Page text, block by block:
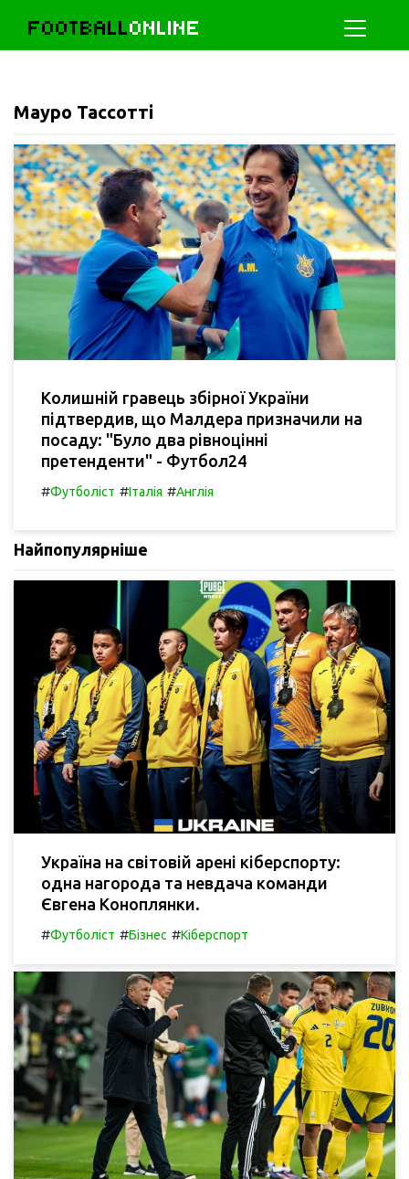
FOOTBALLONLINE
Мауро Тассотті
Колишній гравець збірної України
підтвердив, що Малдера призначили на
посаду: "Було два рівноцінні
претенденти" - Футбол24
#Футболіст #Італія #Англія
Найпопулярніше
Україна на світовій арені кіберспорту:
одна нагорода та невдача команди
Євгена Коноплянки.
#Футболіст #Бізнес #Кіберспорт